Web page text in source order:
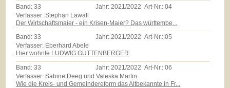
Band:33 Jahr:2021/2022 Art-Nr.:04
Verfasser: Stephan Lawall
Der Wirtschaftsmaier - ein Krisen-Maier? Das württembe...
Band:33 Jahr:2021/2022 Art-Nr.:05
Verfasser: Eberhard Abele
Hier wohnte LUDWIG GUTTENBERGER
Band:33 Jahr: 2021/2022 Art-Nr.:06
Verfasser: Sabine Deeg und Valeska Martin
Wie die Kreis- und Gemeindereform das Altbekannte in Fr...